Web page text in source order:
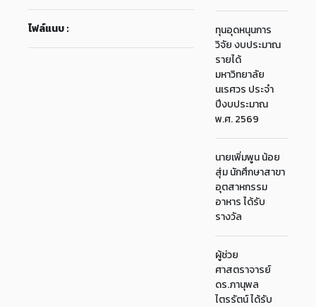
ไฟล์แนบ :
ทุนอุดหนุนการ
วิจัย งบประมาณ
รายได้
มหาวิทยาลัย
นเรศวร ประจำ
ปีงบประมาณ
พ.ศ. 2569
นายเพิ่มพูน น้อย
สุ่ม นักศึกษาสาขา
อุตสาหกรรม
อาหาร ได้รับ
รางวัล
ผู้ช่วย
ศาสตราจารย์
ดร.ภานุพล
ไตรรัตน์ ได้รับ